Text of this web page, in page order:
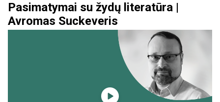
Pasimatymai su žydų literatūra |
Avromas Suckeveris